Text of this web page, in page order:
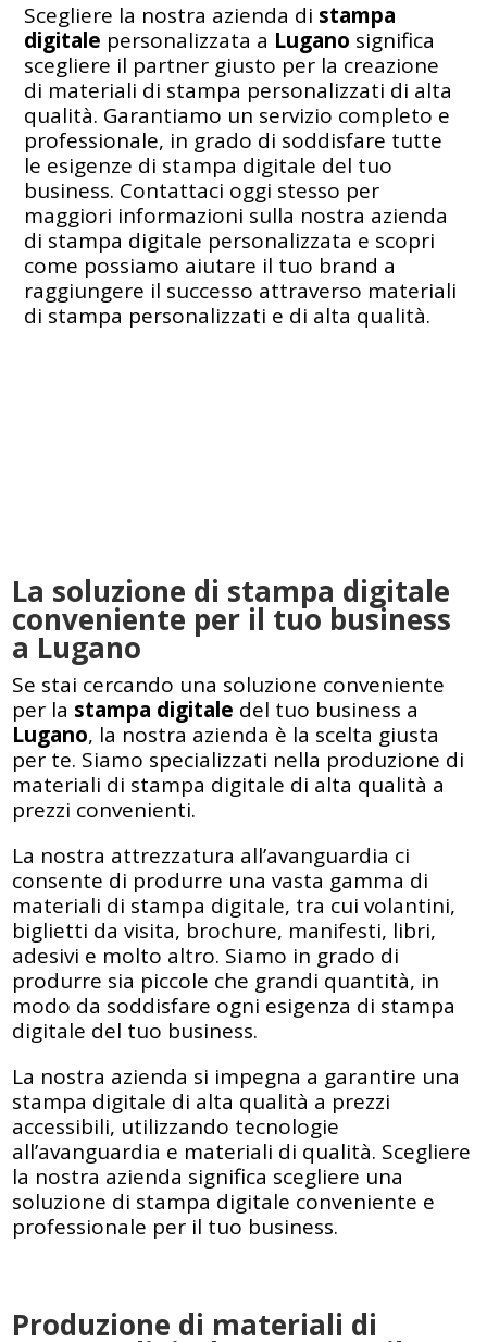
Scegliere la nostra azienda di stampa
digitale personalizzata a Lugano significa
scegliere il partner giusto per la creazione
di materiali di stampa personalizzati di alta
qualità. Garantiamo un servizio completo e
professionale, in grado di soddisfare tutte
le esigenze di stampa digitale del tuo
business. Contattaci oggi stesso per
maggiori informazioni sulla nostra azienda
di stampa digitale personalizzata e scopri
come possiamo aiutare il tuo brand a
raggiungere il successo attraverso materiali
di stampa personalizzati e di alta qualità.
La soluzione di stampa digitale
conveniente per il tuo business
a Lugano
Se stai cercando una soluzione conveniente
per la stampa digitale del tuo business a
Lugano, la nostra azienda è la scelta giusta
per te. Siamo specializzati nella produzione di
materiali di stampa digitale di alta qualità a
prezzi convenienti.
La nostra attrezzatura all’avanguardia ci
consente di produrre una vasta gamma di
materiali di stampa digitale, tra cui volantini,
biglietti da visita, brochure, manifesti, libri,
adesivi e molto altro. Siamo in grado di
produrre sia piccole che grandi quantità, in
modo da soddisfare ogni esigenza di stampa
digitale del tuo business.
La nostra azienda si impegna a garantire una
stampa digitale di alta qualità a prezzi
accessibili, utilizzando tecnologie
all’avanguardia e materiali di qualità. Scegliere
la nostra azienda significa scegliere una
soluzione di stampa digitale conveniente e
professionale per il tuo business.
Produzione di materiali di